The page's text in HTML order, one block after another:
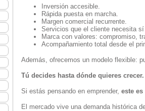
Inversión accesible.
Rápida puesta en marcha.
Margen comercial recurrente.
Servicios que el cliente necesita
Marca con valores: compromiso,
Acompañamiento total desde el
Además, ofrecemos un modelo flexible:
Tú decides hasta dónde quieres crecer.
Si estás pensando en emprender, este
El mercado vive una demanda histórica